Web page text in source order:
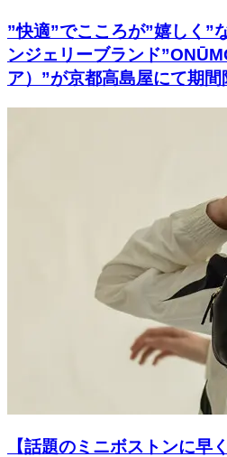
”快適”でこころが”嬉しく”
ンジェリーブランド
ア）”が京都高島屋にて期間
【話題のミニボストンに早